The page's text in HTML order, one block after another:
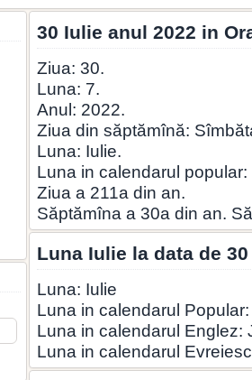
30 Iulie anul 2022 in
Ziua: 30.
Luna: 7.
Anul: 2022.
Ziua din săptămînă:
Luna: Iulie.
Luna in calendarul popular:
Ziua a 211a din an.
Săptămîna a 30a din an.
Luna Iulie la data de
Luna: Iulie
Luna in calendarul
Luna in calendarul Englez:
Luna in calendarul